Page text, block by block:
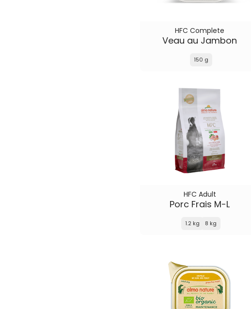
HFC Complete
Veau au Jambon
150 g
HFC Adult
Porc Frais M-L
1.2 kg 8 kg